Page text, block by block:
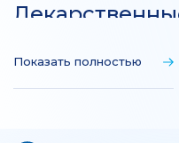
дыхательной
Показать полностью